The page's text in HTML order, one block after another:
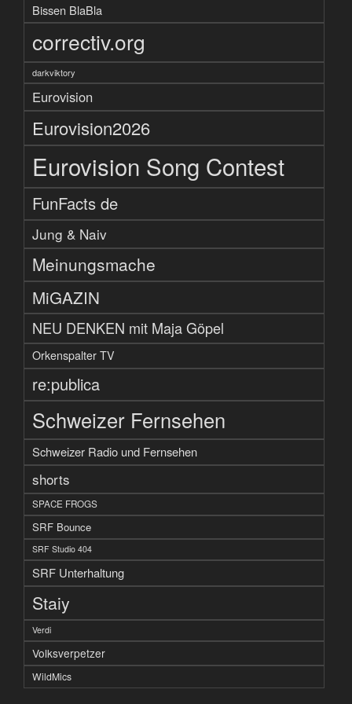
Bissen BlaBla
correctiv.org
darkviktory
Eurovision
Eurovision2026
Eurovision Song Contest
FunFacts de
Jung & Naiv
Meinungsmache
MiGAZIN
NEU DENKEN mit Maja Göpel
Orkenspalter TV
re:publica
Schweizer Fernsehen
Schweizer Radio und Fernsehen
shorts
SPACE FROGS
SRF Bounce
SRF Studio 404
SRF Unterhaltung
Staiy
Verdi
Volksverpetzer
WildMics